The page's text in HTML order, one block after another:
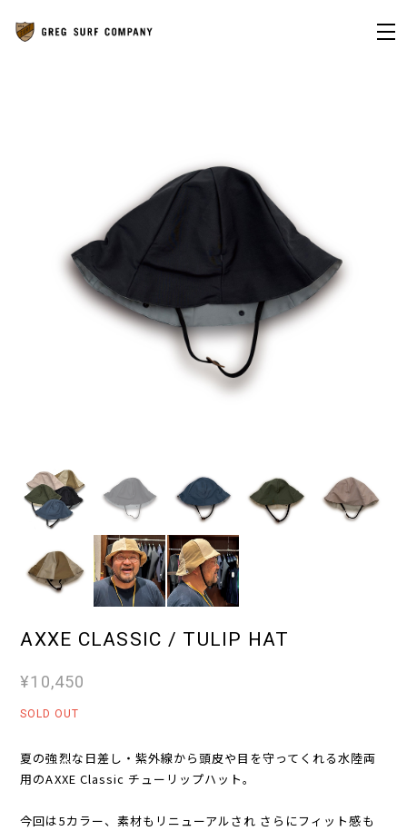
AXXE CLASSIC / TULIP HAT
¥10,450
SOLD OUT
夏の強烈な日差し・紫外線から頭皮や目を守ってくれる水陸両
用のAXXE Classic チューリップハット。
今回は5カラー、素材もリニューアルされ さらにフィット感も